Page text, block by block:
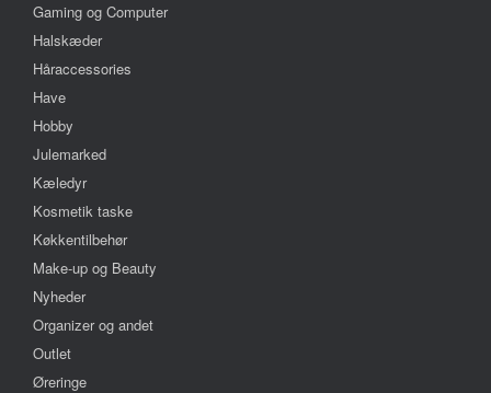
Gaming og Computer
Halskæder
Håraccessories
Have
Hobby
Julemarked
Kæledyr
Kosmetik taske
Køkkentilbehør
Make-up og Beauty
Nyheder
Organizer og andet
Outlet
Øreringe